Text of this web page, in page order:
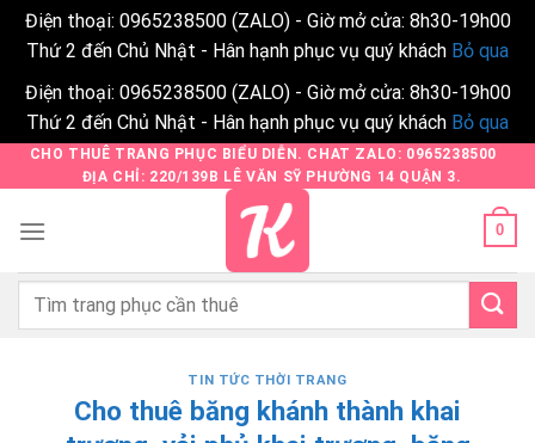
Điện thoại: 0965238500 (ZALO) - Giờ mở cửa: 8h30-19h00
Thứ 2 đến Chủ Nhật - Hân hạnh phục vụ quý khách Bỏ qua
Điện thoại: 0965238500 (ZALO) - Giờ mở cửa: 8h30-19h00
Thứ 2 đến Chủ Nhật - Hân hạnh phục vụ quý khách Bỏ qua
Skip
to
CHO THUÊ TRANG PHỤC BIỂU DIỄN. CHAT ZALO: 0965238500
ĐỊA CHỈ: 220/139B LÊ VĂN SỸ PHƯỜNG 14 QUẬN 3.
0
Tìm
TIN TỨC THỜI TRANG
Cho thuê băng khánh thành khai